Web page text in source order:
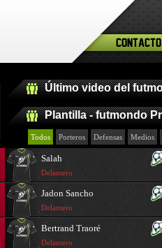
Contacto
Todos Porteros Defensas Medios
Salah
Delantero
Jadon Sancho
Delantero
Bertrand Traoré
Delantero